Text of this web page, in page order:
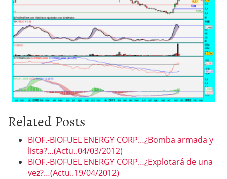
Related Posts
BIOF.-BIOFUEL ENERGY CORP…¿Bomba armada y
lista?…(Actu..04/03/2012)
BIOF.-BIOFUEL ENERGY CORP…¿Explotará de una
vez?…(Actu..19/04/2012)